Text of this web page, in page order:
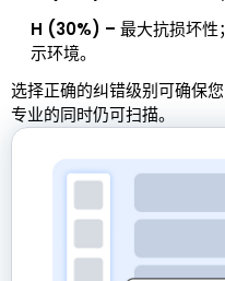
H (30%) – 最大抗损坏性
示环境。
选择正确的纠错级别可确保
专业的同时仍可扫描。